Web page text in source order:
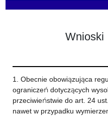
Wnioski
1. Obecnie obowiązująca
ograniczeń dotyczących
przeciwieństwie do art. 24
nawet w przypadku